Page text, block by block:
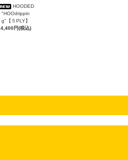
HOODED
"HOOdrippin
g"【５PLY】
4,400円(税込)